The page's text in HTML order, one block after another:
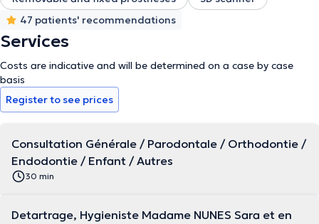
47 patients' recommendations
Services
Costs are indicative and will be determined on a case by case
basis
Register to see prices
Consultation Générale / Parodontale / Orthodontie /
Endodontie / Enfant / Autres
30 min
Detartrage, Hygieniste Madame NUNES Sara et en